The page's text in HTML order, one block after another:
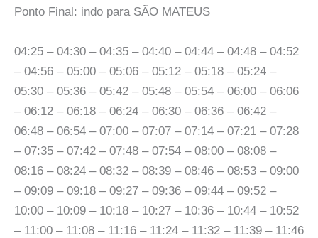
Ponto Final: indo para SÃO MATEUS
04:25 – 04:30 – 04:35 – 04:40 – 04:44 – 04:48 – 04:52
– 04:56 – 05:00 – 05:06 – 05:12 – 05:18 – 05:24 –
05:30 – 05:36 – 05:42 – 05:48 – 05:54 – 06:00 – 06:06
– 06:12 – 06:18 – 06:24 – 06:30 – 06:36 – 06:42 –
06:48 – 06:54 – 07:00 – 07:07 – 07:14 – 07:21 – 07:28
– 07:35 – 07:42 – 07:48 – 07:54 – 08:00 – 08:08 –
08:16 – 08:24 – 08:32 – 08:39 – 08:46 – 08:53 – 09:00
– 09:09 – 09:18 – 09:27 – 09:36 – 09:44 – 09:52 –
10:00 – 10:09 – 10:18 – 10:27 – 10:36 – 10:44 – 10:52
– 11:00 – 11:08 – 11:16 – 11:24 – 11:32 – 11:39 – 11:46